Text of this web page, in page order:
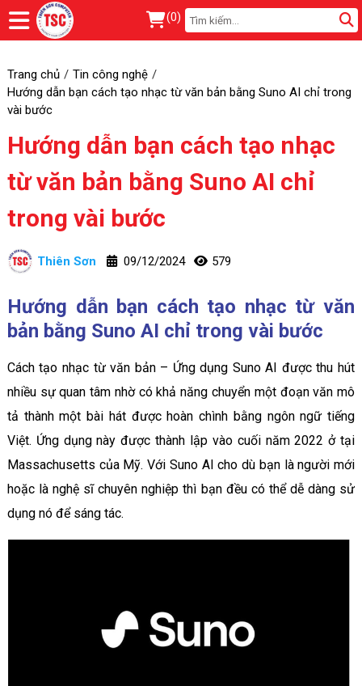
(0)
Trang chủ
Tin công nghệ
Hướng dẫn bạn cách tạo nhạc từ văn bản bằng Suno AI chỉ trong
vài bước
Hướng dẫn bạn cách tạo nhạc
từ văn bản bằng Suno AI chỉ
trong vài bước
Thiên Sơn 09/12/2024 579
Hướng dẫn bạn cách tạo nhạc từ văn
bản bằng Suno AI chỉ trong vài bước
Cách tạo nhạc từ văn bản – Ứng dụng Suno AI được thu hút
nhiều sự quan tâm nhờ có khả năng chuyển một đoạn văn mô
tả thành một bài hát được hoàn chình bằng ngôn ngữ tiếng
Việt. Ứng dụng này được thành lập vào cuối năm 2022 ở tại
Massachusetts của Mỹ. Với Suno AI cho dù bạn là người mới
hoặc là nghệ sĩ chuyên nghiệp thì bạn đều có thể dễ dàng sử
dụng nó để sáng tác.